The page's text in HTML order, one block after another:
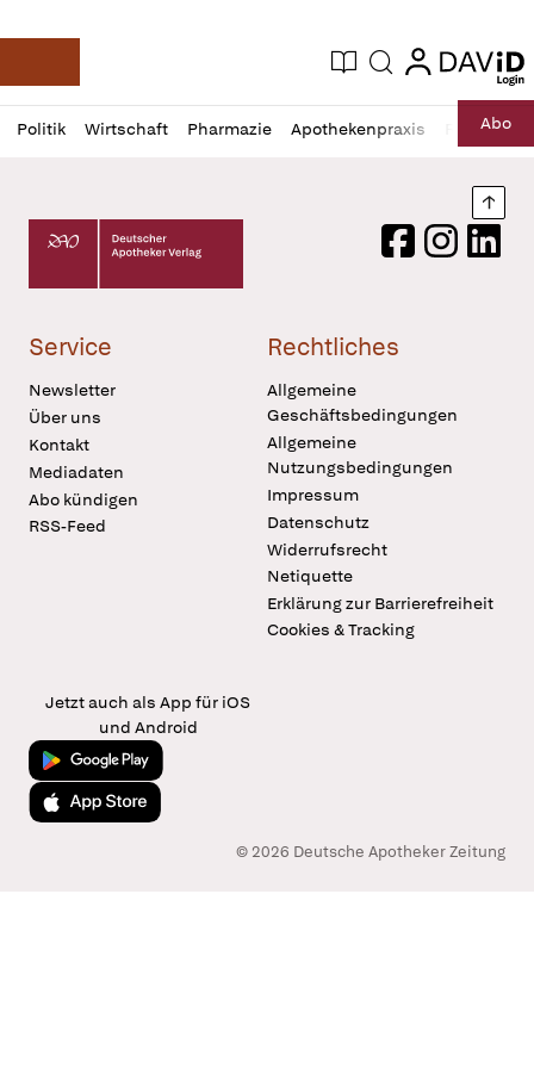
Deutsche Apotheker Zeitung
Aktuelle Ausgabe
Suche login
login
Politik Wirtschaft Pharmazie Apothekenpraxis RechtAbo
Profil
öffnen
Daz
Pur
Deutscher Apotheker Verlag Logo
FacebookInstagram
Service
Newsletter
Über uns
Kontakt
Mediadaten
Abo kündigen
RSS-Feed
Rechtliches
Allgemeine
Geschäftsbedingungen
Allgemeine
Nutzungsbedingungen
Impressum
Datenschutz
Widerrufsrecht
Netiquette
Erklärung zur Barrierefreiheit
Cookies & Tracking
Jetzt auch als App für iOS
und Android
Jetzt bei Google Play
Laden im App Store
© 2026 Deutsche Apotheker Zeitung